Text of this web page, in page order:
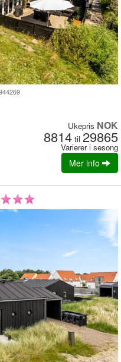
Ukepris NOK
8814 til 29865
Varierer i sesong
Mer info